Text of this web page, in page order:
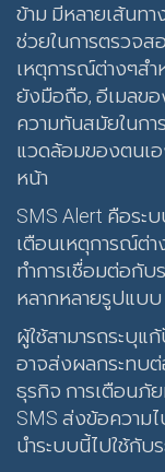
ข้าม มีหลายเส้นท
ช่วยในการตรวจส
เหตุการณ์ต่างๆสำ
ยังมือถือ, อีเมลข
ความทันสมัยในก
แวดล้อมของตนเ
หน้า
SMS Alert คือระ
เตือนเหตุการณ์ต่
ทำการเชื่อมต่อกั
หลากหลายรูปแบบ
ผู้ใช้สามารถระบุ
อาจส่งผลกระทบ
ธุรกิจ การเตือนภั
SMS ส่งข้อความ
นำระบบนี้ไปใช้กับ